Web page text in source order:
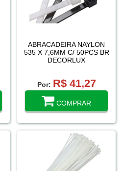
ABRACADEIRA NAYLON
535 X 7,6MM C/ 50PCS BR
DECORLUX
Por: R$ 41,27
COMPRAR